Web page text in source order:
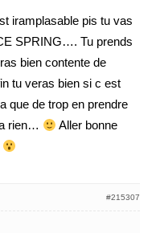
iramplasable pis tu vas
SPRING…. Tu prends
bien contente de
tu veras bien si c est
que de trop en prendre
rien…
Aller bonne
#215307